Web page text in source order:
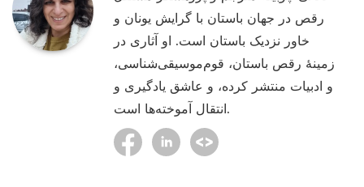
رقص در جهان باستان با گرایش یونان و
خاور نزدیک باستان است. او آثاری در
زمینۀ رقص باستان، قوم‌موسیقی‌شناسی،
و ادبیات منتشر کرده، و عاشق یادگیری و
انتقال آموخته‌ها است.